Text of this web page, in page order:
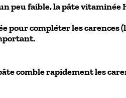
peu faible, la pâte
compléter les carences
comble rapidement les